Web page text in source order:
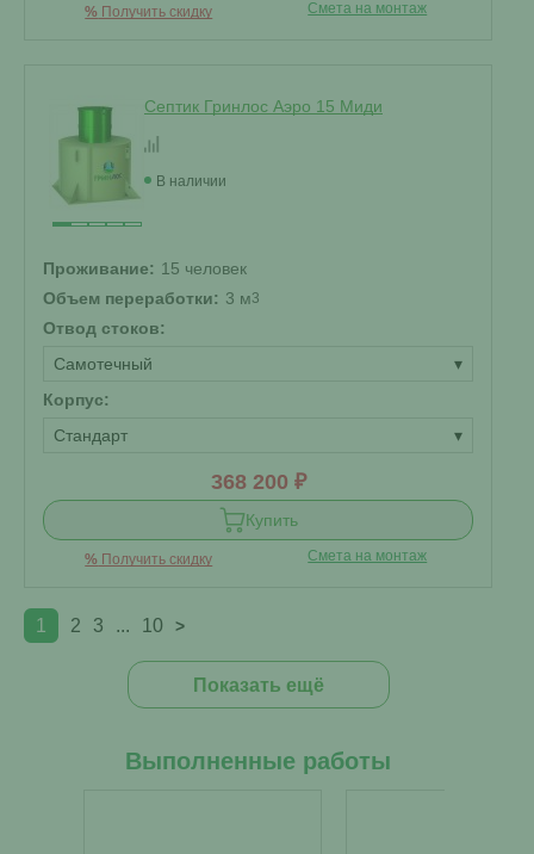
% Получить скидку Смета на монтаж
Септик Гринлос Аэро 15 Миди
В наличии
Проживание: 15 человек
Объем переработки: 3 м3
Отвод стоков:
Самотечный
▾
Корпус:
Стандарт
▾
368 200 ₽
Купить
% Получить скидку Смета на монтаж
1 2 3 ... 10 >
Показать ещё
Выполненные работы